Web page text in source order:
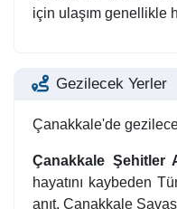
için ulaşım genellikle
Gezilecek Yerler
Çanakkale'de
Çanakkale Şehitler
hayatını kaybeden
anıt, Çanakkale